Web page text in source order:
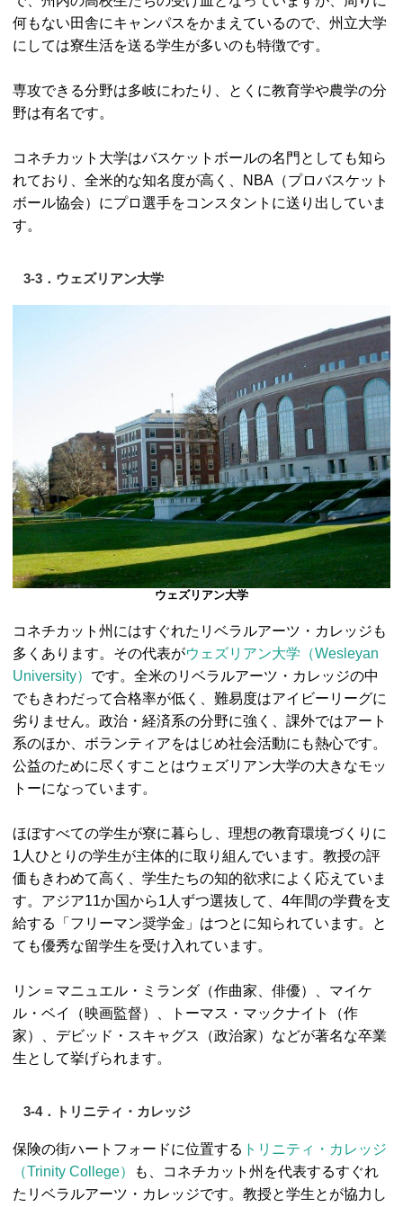
何もない田舎にキャンパスをかまえているので、州立大学
にしては寮生活を送る学生が多いのも特徴です。
専攻できる分野は多岐にわたり、とくに教育学や農学の分
野は有名です。
コネチカット大学はバスケットボールの名門としても知ら
れており、全米的な知名度が高く、NBA（プロバスケット
ボール協会）にプロ選手をコンスタントに送り出していま
す。
3-3．ウェズリアン大学
ウェズリアン大学
コネチカット州にはすぐれたリベラルアーツ・カレッジも
多くあります。その代表がウェズリアン大学（Wesleyan
University） です。全米のリベラルアーツ・カレッジの中
でもきわだって合格率が低く、難易度はアイビーリーグに
劣りません。政治・経済系の分野に強く、課外ではアート
系のほか、ボランティアをはじめ社会活動にも熱心です。
公益のために尽くすことはウェズリアン大学の大きなモッ
トーになっています。
ほぼすべての学生が寮に暮らし、理想の教育環境づくりに
1人ひとりの学生が主体的に取り組んでいます。教授の評
価もきわめて高く、学生たちの知的欲求によく応えていま
す。アジア11か国から1人ずつ選抜して、4年間の学費を支
給する「フリーマン奨学金」はつとに知られています。と
ても優秀な留学生を受け入れています。
リン＝マニュエル・ミランダ（作曲家、俳優）、マイケ
ル・ベイ（映画監督）、トーマス・マックナイト（作
家）、デビッド・スキャグス（政治家）などが著名な卒業
生として挙げられます。
3-4．トリニティ・カレッジ
保険の街ハートフォードに位置する トリニティ・カレッジ
（Trinity College）
も、コネチカット州を代表するすぐれ
たリベラルアーツ・カレッジです。教授と学生とが協力し